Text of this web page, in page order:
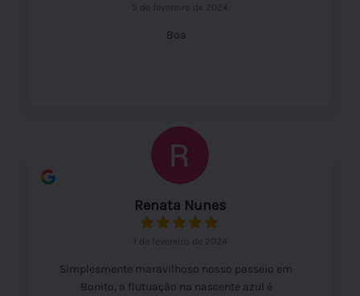
5 de fevereiro de 2024
Boa
Renata Nunes
1 de fevereiro de 2024
Simplesmente maravilhoso nosso passeio em
Bonito, a flutuação na nascente azul é